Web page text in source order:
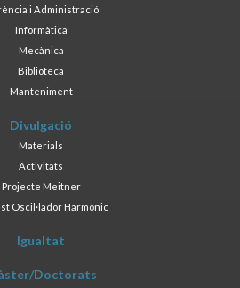
i Administració
Informàtica
Mecànica
Biblioteca
Manteniment
Divulgació
Materials
Activitats
Projecte Meitner
Oscil·lador Harmònic
Igualtat
Doctorats